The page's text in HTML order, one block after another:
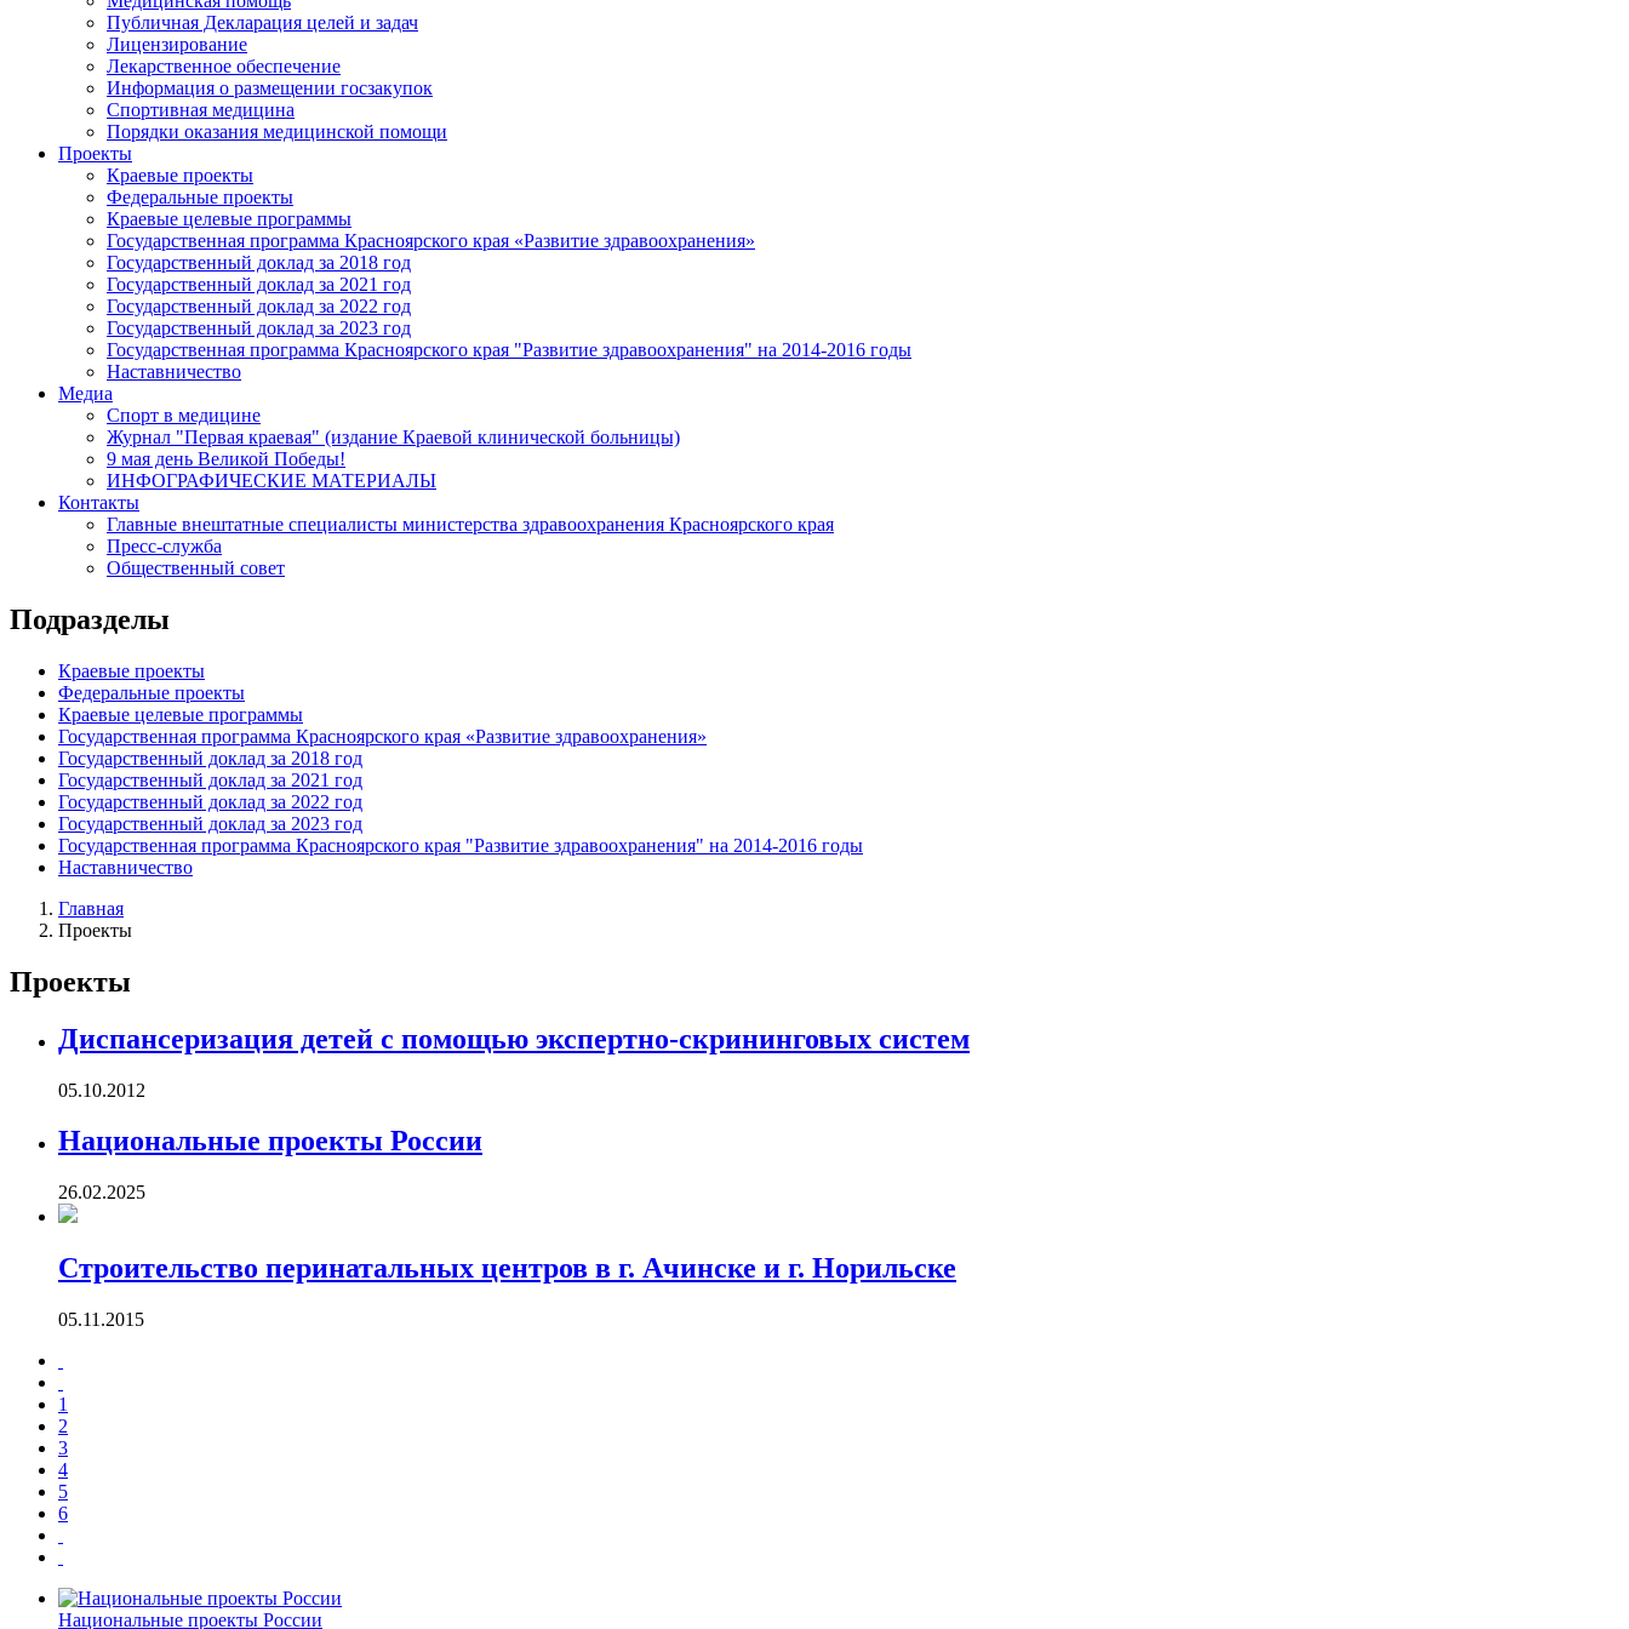
Публичная Декларация целей и задач
Лицензирование
Лекарственное обеспечение
Информация о размещении госзакупок
Спортивная медицина
Порядки оказания медицинской помощи
Проекты
Краевые проекты
Федеральные проекты
Краевые целевые программы
Государственная программа Красноярского края «Развитие здравоохранения»
Государственный доклад за 2018 год
Государственный доклад за 2021 год
Государственный доклад за 2022 год
Государственный доклад за 2023 год
Государственная программа Красноярского края "Развитие здравоохранения" на 2014-2016 годы
Наставничество
Медиа
Спорт в медицине
Журнал "Первая краевая" (издание Краевой клинической больницы)
9 мая день Великой Победы!
ИНФОГРАФИЧЕСКИЕ МАТЕРИАЛЫ
Контакты
Главные внештатные специалисты министерства здравоохранения Красноярского края
Пресс-служба
Общественный совет
Подразделы
Краевые проекты
Федеральные проекты
Краевые целевые программы
Государственная программа Красноярского края «Развитие здравоохранения»
Государственный доклад за 2018 год
Государственный доклад за 2021 год
Государственный доклад за 2022 год
Государственный доклад за 2023 год
Государственная программа Красноярского края "Развитие здравоохранения" на 2014-2016 годы
Наставничество
Главная
Проекты
Проекты
Диспансеризация детей с помощью экспертно-скрининговых систем
05.10.2012
Национальные проекты России
26.02.2025
Строительство перинатальных центров в г. Ачинске и г. Норильске
05.11.2015
1
2
3
4
5
6
Национальные проекты России